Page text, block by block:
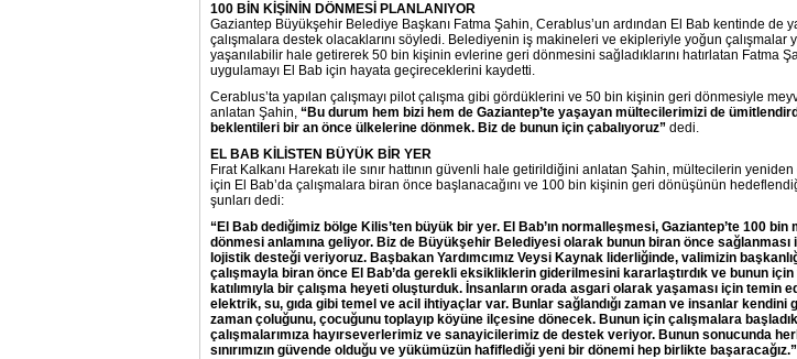
100 BİN KİŞİNİN DÖNMESİ PLANLANIYOR
Gaziantep Büyükşehir Belediye Başkanı Fatma Şahin, Cerablus’un ardından El Bab kentinde de
çalışmalara destek olacaklarını söyledi. Belediyenin iş makineleri ve ekipleriyle yoğun çalışmalar
yaşanılabilir hale getirerek 50 bin kişinin evlerine geri dönmesini sağladıklarını hatırlatan Fatma
uygulamayı El Bab için hayata geçireceklerini kaydetti.
Cerablus’ta yapılan çalışmayı pilot çalışma gibi gördüklerini ve 50 bin kişinin geri dönmesiyle
anlatan Şahin, “Bu durum hem bizi hem de Gaziantep’te yaşayan mültecilerimizi de
beklentileri bir an önce ülkelerine dönmek. Biz de bunun için çabalıyoruz” dedi.
EL BAB KİLİSTEN BÜYÜK BİR YER
Fırat Kalkanı Harekatı ile sınır hattının güvenli hale getirildiğini anlatan Şahin, mültecilerin
için El Bab’da çalışmalara biran önce başlanacağını ve 100 bin kişinin geri dönüşünün
şunları dedi:
“El Bab dediğimiz bölge Kilis’ten büyük bir yer. El Bab’ın normalleşmesi, Gaziantep’te 100 bin
dönmesi anlamına geliyor. Biz de Büyükşehir Belediyesi olarak bunun biran önce sağlanması
lojistik desteği veriyoruz. Başbakan Yardımcımız Veysi Kaynak liderliğinde, valimizin
çalışmayla biran önce El Bab’da gerekli eksikliklerin giderilmesini kararlaştırdık ve bunun
katılımıyla bir çalışma heyeti oluşturduk. İnsanların orada asgari olarak yaşaması için temin
elektrik, su, gıda gibi temel ve acil ihtiyaçlar var. Bunlar sağlandığı zaman ve insanlar kendini
zaman çoluğunu, çocuğunu toplayıp köyüne ilçesine dönecek. Bunun için çalışmalara
çalışmalarımıza hayırseverlerimiz ve sanayicilerimiz de destek veriyor. Bunun sonucunda
sınırımızın güvende olduğu ve yükümüzün hafiflediği yeni bir dönemi hep birlikte başaracağız.”